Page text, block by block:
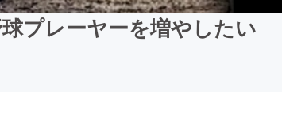
プレーヤーを増やしたい